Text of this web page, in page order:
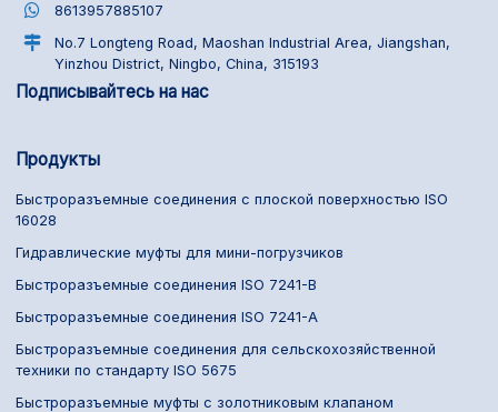
8613957885107
No.7 Longteng Road, Maoshan Industrial Area, Jiangshan,
Yinzhou District, Ningbo, China, 315193
Подписывайтесь на нас
Продукты
Быстроразъемные соединения с плоской поверхностью ISO
16028
Гидравлические муфты для мини-погрузчиков
Быстроразъемные соединения ISO 7241-B
Быстроразъемные соединения ISO 7241-A
Быстроразъемные соединения для сельскохозяйственной
техники по стандарту ISO 5675
Быстроразъемные муфты с золотниковым клапаном